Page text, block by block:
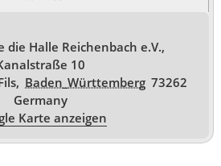
Halle Reichenbach e.V.,
10
, Baden_Württemberg 73262
Germany
Karte anzeigen